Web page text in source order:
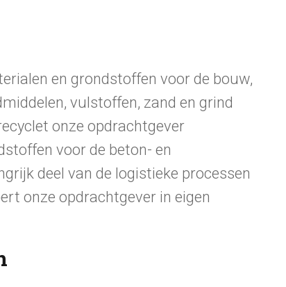
en grondstoffen voor de bouw,
vulstoffen, zand en grind
onze opdrachtgever
voor de beton- en
deel van de logistieke processen
onze opdrachtgever in eigen